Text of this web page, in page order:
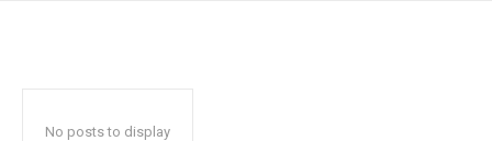
No posts to display